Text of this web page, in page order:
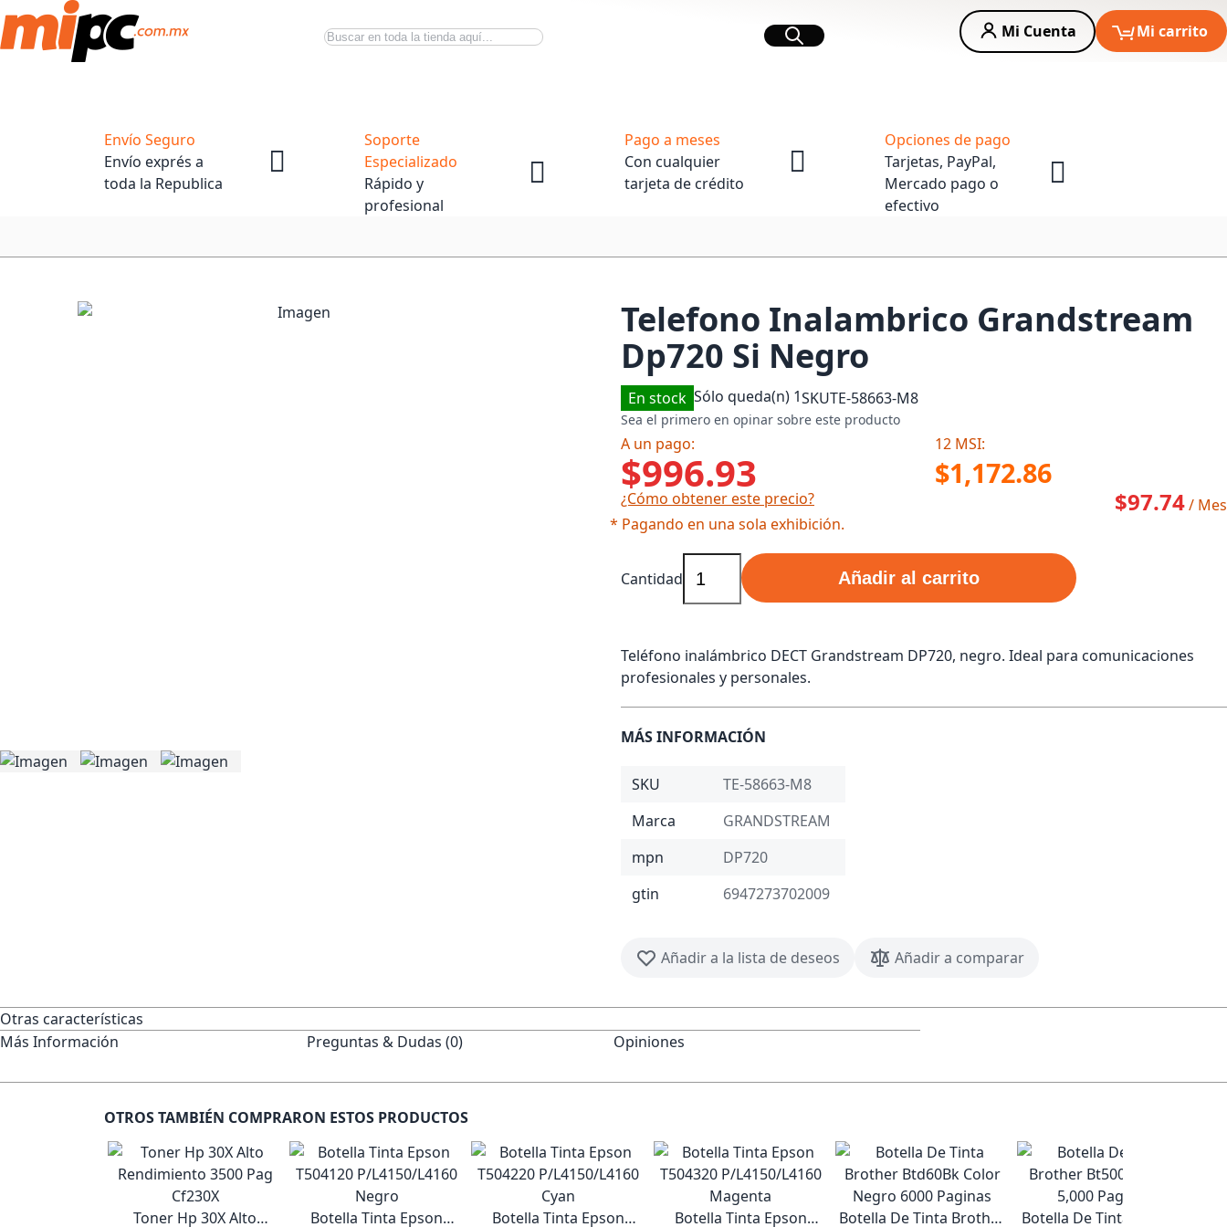
Buscar Buscar
Mi Cuenta Mi carrito
Envío Seguro
Envío exprés a
toda la Republica
Soporte
Especializado
Rápido y
profesional
Pago a meses
Con cualquier
tarjeta de crédito
Opciones de pago
Tarjetas, PayPal,
Mercado pago o
efectivo
Telefono Inalambrico Grandstream
Dp720 Si Negro
En stock Sólo queda(n) 1SKUTE-58663-M8
Sea el primero en opinar sobre este producto
A un pago: 12 MSI:
$996.93 $1,172.86
¿Cómo obtener este precio?
* Pagando en una sola exhibición.
$97.74/ Mes
Cantidad Añadir al carrito
Teléfono inalámbrico DECT Grandstream DP720, negro. Ideal para comunicaciones
profesionales y personales.
MÁS INFORMACIÓN
SKU
TE-58663-M8
Marca
GRANDSTREAM
mpn
DP720
gtin
6947273702009
Añadir a la lista de deseos Añadir a comparar
Otras características
Más Información
Preguntas & Dudas (0) Opiniones
OTROS TAMBIÉN COMPRARON ESTOS PRODUCTOS
Toner Hp 30X Alto
Botella Tinta Epson
Botella Tinta Epson
Botella Tinta Epson
Botella De Tinta Brother
Botella De Tinta Brother